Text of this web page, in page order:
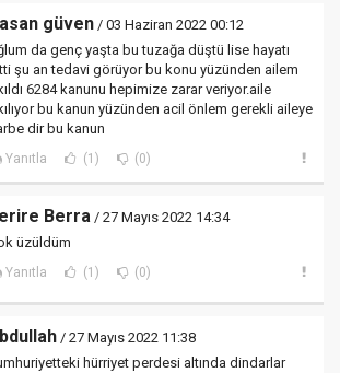
güven / 03 Haziran 2022 00:12
da genç yaşta bu tuzağa düştü lise hayatı
şu an tedavi görüyor bu konu yüzünden ailem
6284 kanunu hepimize zarar veriyor.aile
bu kanun yüzünden acil önlem gerekli aileye
dir bu kanun
Yanıtla (1) (0)
Berra / 27 Mayıs 2022 14:34
üzüldüm
Yanıtla (1) (0)
/ 27 Mayıs 2022 11:38
hürriyet perdesi altında dindarlar